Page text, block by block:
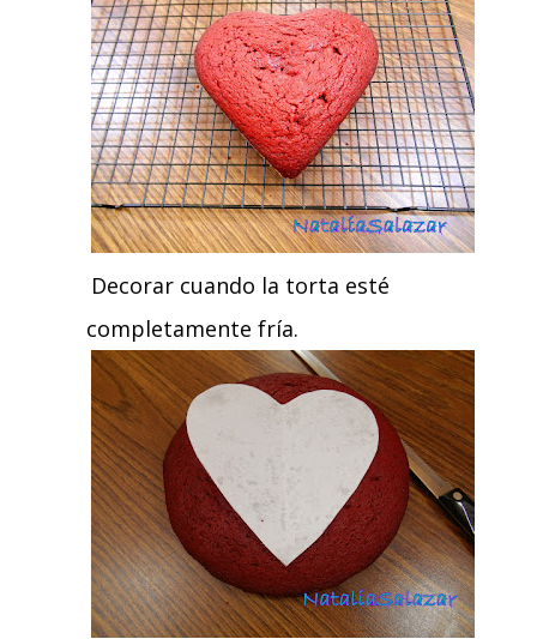
Decorar cuando la torta esté
completamente fría.